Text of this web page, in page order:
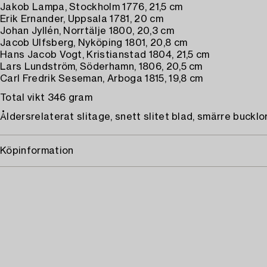
Jakob Lampa, Stockholm 1776, 21,5 cm
Erik Ernander, Uppsala 1781, 20 cm
Johan Jyllén, Norrtälje 1800, 20,3 cm
Jacob Ulfsberg, Nyköping 1801, 20,8 cm
Hans Jacob Vogt, Kristianstad 1804, 21,5 cm
Lars Lundström, Söderhamn, 1806, 20,5 cm
Carl Fredrik Seseman, Arboga 1815, 19,8 cm
Total vikt 346 gram
Åldersrelaterat slitage, snett slitet blad, smärre
Köpinformation